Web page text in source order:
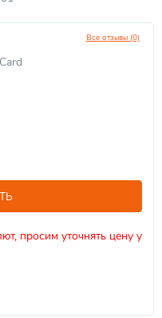
Все отзывы (0)
просим уточнять цену у